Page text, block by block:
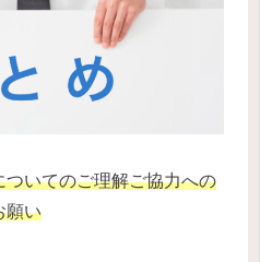
いてのご理解ご協力への
願い